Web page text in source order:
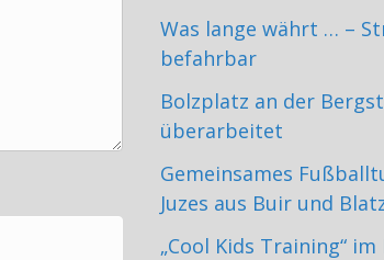
Was lange währt … –
befahrbar
Bolzplatz an der
überarbeitet
Gemeinsames
Juzes aus Buir und
„Cool Kids Training“ im